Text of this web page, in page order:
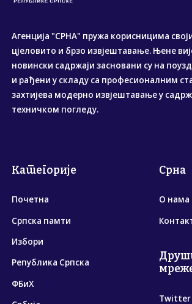
Агенција "СРНА" пружа корисницима
цјеловито и брзо извјештавање. Њене
новински садржаји засновани су на
и рађени у складу са професионалним
захтијева модерно извјештавање у
техничком погледу.
Категорије
Почетна
Српска памти
Избори
Република Српска
ФБиХ
Срна
О нама
Twitter